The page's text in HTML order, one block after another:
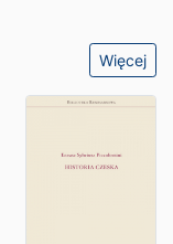
Więcej